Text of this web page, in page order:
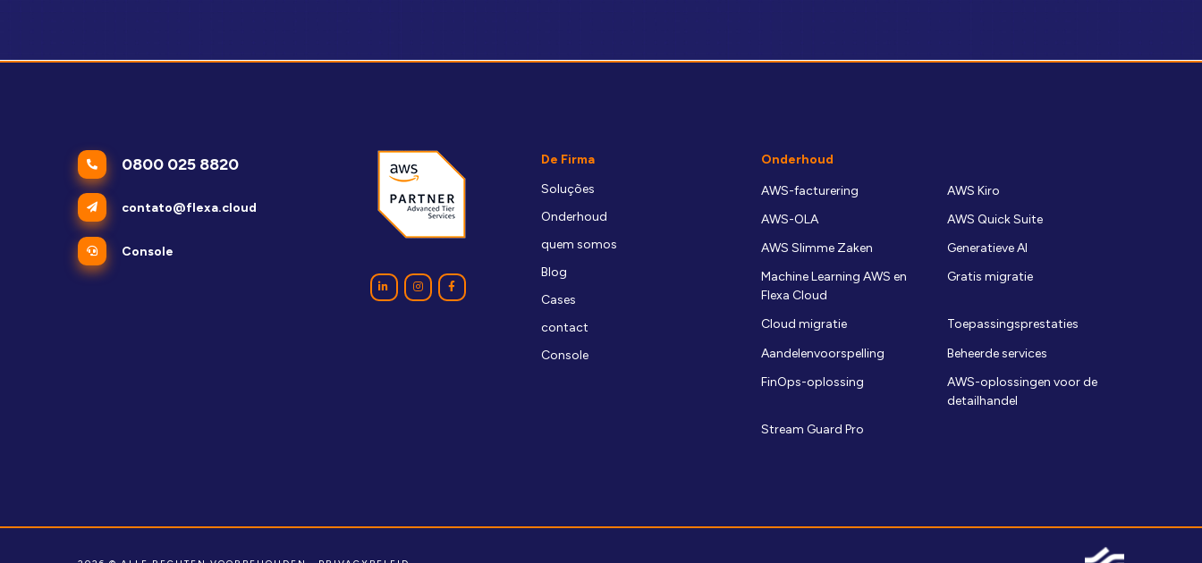
0800 025 8820
contato@flexa.cloud
Console
De Firma
Soluções
Onderhoud
quem somos
Blog
Cases
contact
Console
Onderhoud
AWS-facturering
AWS Kiro
AWS-OLA
AWS Quick Suite
AWS Slimme Zaken
Generatieve AI
Machine Learning AWS en
Flexa Cloud
Gratis migratie
Cloud migratie
Toepassingsprestaties
Aandelenvoorspelling
Beheerde services
FinOps-oplossing
AWS-oplossingen voor de
detailhandel
Stream Guard Pro